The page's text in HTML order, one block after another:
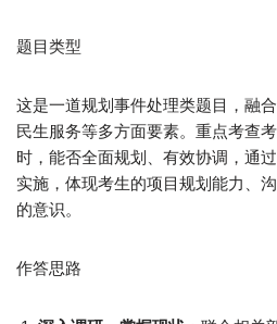
题目类型​
这是一道规划事件处理类题目，融
民生服务等多方面要素。重点考查
时，能否全面规划、有效协调，通
实施，体现考生的项目规划能力、
的意识。​
作答思路​